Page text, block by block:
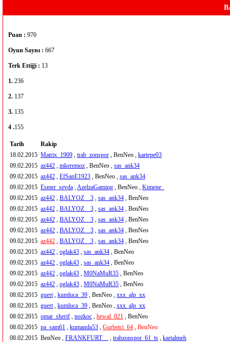
Puan : 970
Oyun Sayısı : 667
Terk Ettiği : 13
1. 236
2. 137
3. 135
4 .155
Tarih
Rakip
18.02.2015 Matrix_1909 , trab_zonspor , BenNeo , kartepe03
09.02.2015 az442 , mkeremoz , BenNeo , sas_ank34
09.02.2015 az442 , EfSanE1923 , BenNeo , sas_ank34
09.02.2015 Esmer_sevda ,AzelzaGaming , BenNeo , Kimene_
09.02.2015 az442 , BALYOZ__3 , sas_ank34 , BenNeo
09.02.2015 az442 , BALYOZ__3 , sas_ank34 , BenNeo
09.02.2015 az442 , BALYOZ__3 , sas_ank34 , BenNeo
09.02.2015 az442 , BALYOZ__3 , sas_ank34 , BenNeo
09.02.2015 az442 , BALYOZ__3 , sas_ank34 , BenNeo
09.02.2015 az442 , oglak43 , sas_ank34 , BenNeo
09.02.2015 az442 , oglak43 , sas_ank34 , BenNeo
09.02.2015 az442 , oglak43 , M0NaMuR35 , BenNeo
09.02.2015 az442 , oglak43 , M0NaMuR35 , BenNeo
08.02.2015 guert, kumluca_39 , BenNeo , xxx_alp_xx
08.02.2015 guert, kumluca_39 , BenNeo , xxx_alp_xx
08.02.2015 omar_sherif , nozkoc , hewal_021 , BenNeo
08.02.2015 pa_sam61 , kumanda53 , Gurbetci_64 , BenNeo
08.02.2015 BenNeo , FRANKFURT__ , trabzonspor_61_ts , kartalmeh